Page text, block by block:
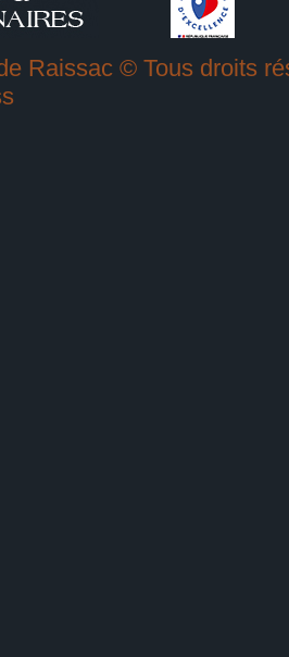
Raissac © Tous droits